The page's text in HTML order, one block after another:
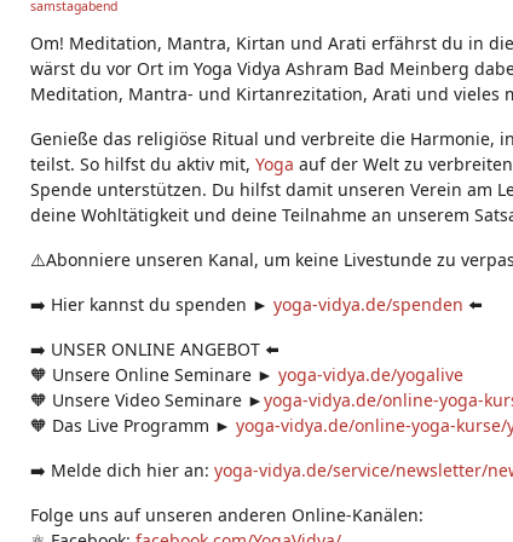
g
samstagabend
Om! Meditation, Mantra, Kirtan und Arati erfährst du in
wärst du vor Ort im Yoga Vidya Ashram Bad Meinberg
Meditation, Mantra- und Kirtanrezitation, Arati und vieles
Genieße das religiöse Ritual und verbreite die Harmonie,
teilst. So hilfst du aktiv mit, Yoga auf der Welt zu
Spende unterstützen. Du hilfst damit unseren Verein am
deine Wohltätigkeit und deine Teilnahme an unserem
⚠️Abonniere unseren Kanal, um keine Livestunde zu
➡️ Hier kannst du spenden ► yoga-vidya.de/spenden ⬅️
➡️ UNSER ONLINE ANGEBOT ⬅️
🧡 Unsere Online Seminare ► yoga-vidya.de/yogalive
🧡 Unsere Video Seminare ►yoga-vidya.de/online-yoga-
🧡 Das Live Programm ► yoga-vidya.de/online-yoga-kurse/
➡️ Melde dich hier an: yoga-vidya.de/service/newsletter/
Folge uns auf unseren anderen Online-Kanälen: